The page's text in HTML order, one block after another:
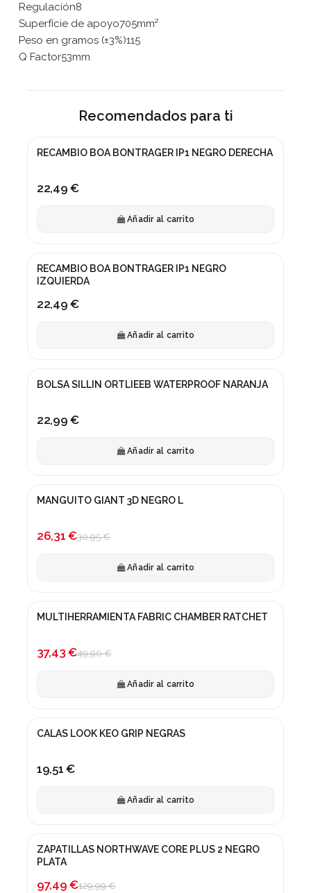
Regulación8
Superfície de apoyo705mm²
Peso en gramos (±3%)115
Q Factor53mm
Recomendados para ti
RECAMBIO BOA BONTRAGER IP1 NEGRO DERECHA
22,49 €
Añadir al carrito
RECAMBIO BOA BONTRAGER IP1 NEGRO
IZQUIERDA
22,49 €
Añadir al carrito
BOLSA SILLIN ORTLIEEB WATERPROOF NARANJA
22,99 €
Añadir al carrito
¡En oferta!
MANGUITO GIANT 3D NEGRO L
26,31 €30,95 €
Añadir al carrito
¡En oferta!
MULTIHERRAMIENTA FABRIC CHAMBER RATCHET
37,43 €49,90 €
Añadir al carrito
CALAS LOOK KEO GRIP NEGRAS
19,51 €
Añadir al carrito
¡En oferta!
ZAPATILLAS NORTHWAVE CORE PLUS 2 NEGRO
PLATA
97,49 €129,99 €